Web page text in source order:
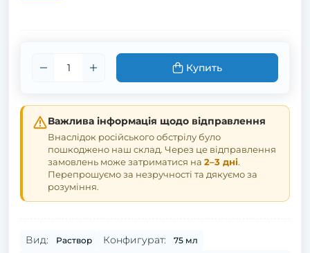
Купить
Важлива інформація щодо відправлення
Внаслідок російського обстрілу було
пошкоджено наш склад. Через це відправлення
замовлень може затриматися на 2–3 дні.
Перепрошуємо за незручності та дякуємо за
розуміння.
Вид: Раствор Конфигурат: 75 мл